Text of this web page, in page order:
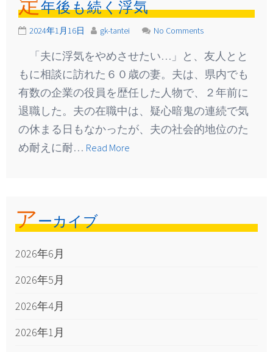
年後も続く浮気
2024年1月16日 gk-tantei No Comments
「夫に浮気をやめさせたい…」と、友人とと
もに相談に訪れた６０歳の妻。夫は、県内でも
有数の企業の役員を歴任した人物で、２年前に
退職した。夫の在職中は、疑心暗鬼の連続で気
の休まる日もなかったが、夫の社会的地位のた
め耐えに耐… Read More
アーカイブ
2026年6月
2026年5月
2026年4月
2026年1月